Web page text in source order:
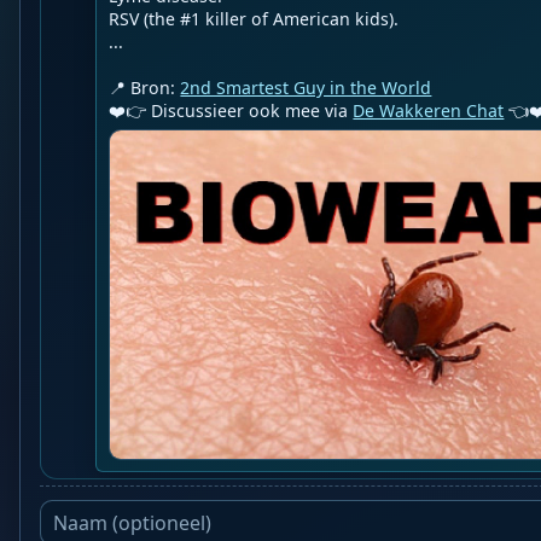
RSV (the #1 killer of American kids).
...
📍 Bron: 2nd Smartest Guy in the World
❤️👉 Discussieer ook mee via De Wakkeren Chat